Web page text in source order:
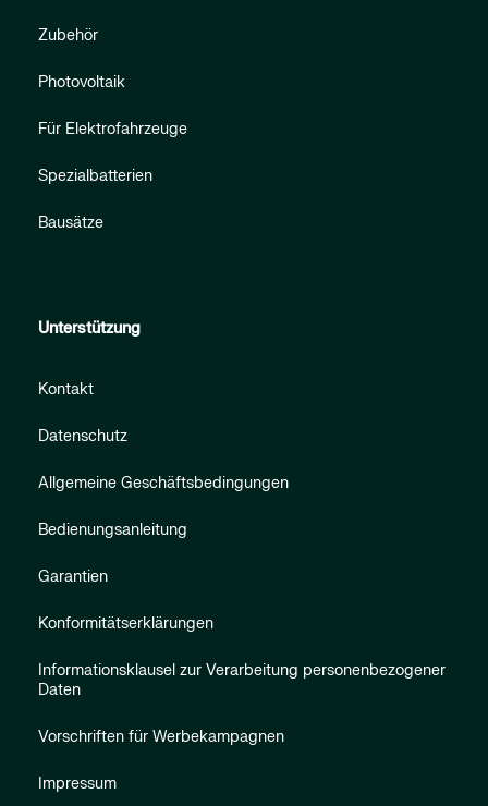
Zubehör
Photovoltaik
Für Elektrofahrzeuge
Spezialbatterien
Bausätze
Unterstützung
Kontakt
Datenschutz
Allgemeine Geschäftsbedingungen
Bedienungsanleitung
Garantien
Konformitätserklärungen
Informationsklausel zur Verarbeitung personenbezogener
Daten
Vorschriften für Werbekampagnen
Impressum